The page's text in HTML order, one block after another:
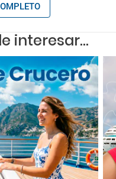
interesar...